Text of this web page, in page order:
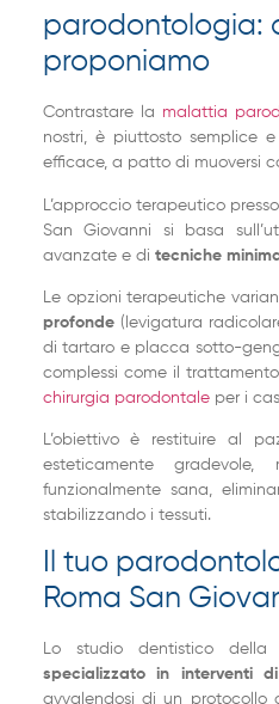
parodontologia:
proponiamo
Contrastare la malattia
nostri, è piuttosto semplice
efficace, a patto di muoversi
L’approccio terapeutico
San Giovanni si basa
avanzate e di tecniche
Le opzioni terapeutiche
profonde(levigatura
di tartaro e placca sotto-
complessi come il
chirurgia parodontaleper i
L’obiettivo è restituire al
esteticamente
funzionalmente sana,
stabilizzando i tessuti.
Il tuo
Roma San
Lo studio dentistico della
specializzato in interventi
avvalendosi di un protocollo